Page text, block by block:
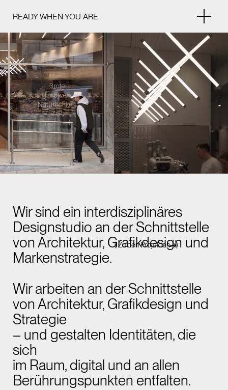
READY WHEN YOU ARE.
Wir sind ein interdisziplinäres
Designstudio an der Schnittstelle
von Architektur, Grafikdesign und
Markenstrategie.
( Zu den Projekten )
Wir arbeiten an der Schnittstelle
von Architektur, Grafikdesign und
Strategie
– und gestalten Identitäten, die
sich
im Raum, digital und an allen
Berührungspunkten entfalten.